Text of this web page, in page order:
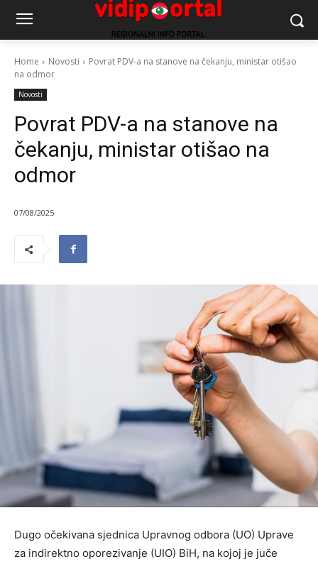
Home Novosti
Povrat PDV-a na stanove na čekanju, ministar otišao
na odmor
Novosti
Povrat PDV-a na stanove na
čekanju, ministar otišao na
odmor
07/08/2025
Dugo očekivana sjednica Upravnog odbora (UO) Uprave
za indirektno oporezivanje (UIO) BiH, na kojoj je juče